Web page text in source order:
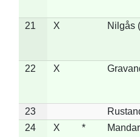
21 X Nilgås
22 X
23
24
X *